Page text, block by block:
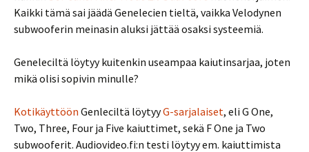
Kaikki tämä sai jäädä Genelecien tieltä, vaikka Velodynen
subwooferin meinasin aluksi jättää osaksi systeemiä.
Geneleciltä löytyy kuitenkin useampaa kaiutinsarjaa, joten
mikä olisi sopivin minulle?
Kotikäyttöön Genleciltä löytyyG-sarjalaiset, eli G One,
Two, Three, Four ja Five kaiuttimet, sekä F One ja Two
subwooferit. Audiovideo.fi:n testi löytyy em. kaiuttimista